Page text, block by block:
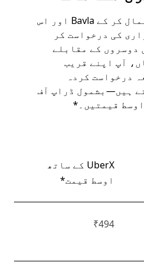
اگرچہ سوار Uber استعمال کر کے Bavla اور اس
کی درخواست کر
دوسروں کے مقابلے
آپ اپنے قریب
درخواست کردہ
ہیں—بشمول ڈراپ آف
قیمتیں۔*
UberX کے ساتھ
اوسط قیمت*
₹494